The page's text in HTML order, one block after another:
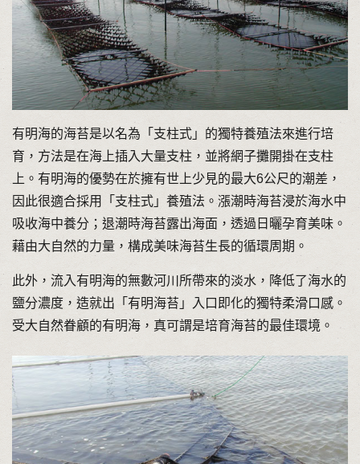
有明海的海苔是以名為「支柱式」的獨特養殖法來進行培
育，方法是在海上插入大量支柱，並將網子攤開掛在支柱
上。有明海的優勢在於擁有世上少見的最大6公尺的潮差，
因此很適合採用「支柱式」養殖法。漲潮時海苔浸於海水中
吸收海中養分；退潮時海苔露出海面，透過日曬孕育美味。
藉由大自然的力量，構成美味海苔生長的循環周期。
此外，流入有明海的無數河川所帶來的淡水，降低了海水的
鹽分濃度，造就出「有明海苔」入口即化的獨特柔滑口感。
受大自然眷顧的有明海，真可謂是培育海苔的最佳環境。